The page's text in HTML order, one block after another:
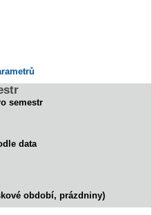
semestr
data
období, prázdniny)